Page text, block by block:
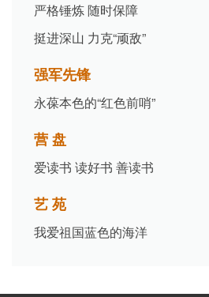
严格锤炼 随时保障
挺进深山 力克“顽敌”
强军先锋
永葆本色的“红色前哨”
营 盘
爱读书 读好书 善读书
艺 苑
我爱祖国蓝色的海洋